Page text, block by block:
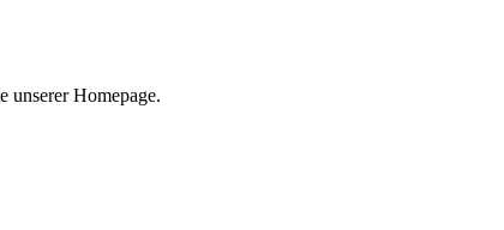
unserer Homepage.